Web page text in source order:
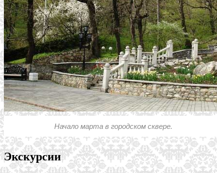
Начало марта в городском сквере.
Экскурсии